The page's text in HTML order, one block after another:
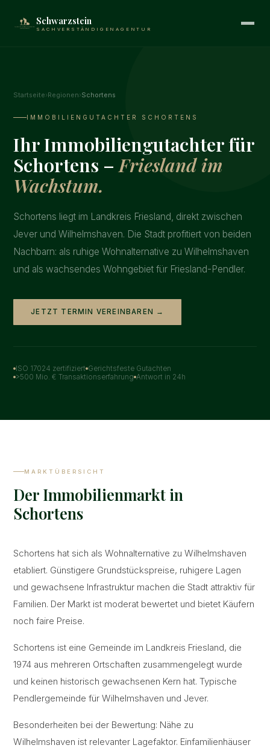
Schwarzstein
SACHVERSTÄNDIGENAGENTUR
Startseite›Regionen›Schortens
IMMOBILIENGUTACHTER SCHORTENS
Ihr Immobiliengutachter für
Schortens –Friesland im
Wachstum.
Schortens liegt im Landkreis Friesland, direkt zwischen
Jever und Wilhelmshaven. Die Stadt profitiert von beiden
Nachbarn: als ruhige Wohnalternative zu Wilhelmshaven
und als wachsendes Wohngebiet für Friesland-Pendler.
JETZT TERMIN VEREINBAREN →
ISO 17024 zertifiziert Gerichtsfeste Gutachten
>500 Mio. € Transaktionserfahrung Antwort in 24h
MARKTÜBERSICHT
Der Immobilienmarkt in
Schortens
Schortens hat sich als Wohnalternative zu Wilhelmshaven
etabliert. Günstigere Grundstückspreise, ruhigere Lagen
und gewachsene Infrastruktur machen die Stadt attraktiv für
Familien. Der Markt ist moderat bewertet und bietet Käufern
noch faire Preise.
Schortens ist eine Gemeinde im Landkreis Friesland, die
1974 aus mehreren Ortschaften zusammengelegt wurde
und keinen historisch gewachsenen Kern hat. Typische
Pendlergemeinde für Wilhelmshaven und Jever.
Besonderheiten bei der Bewertung: Nähe zu
Wilhelmshaven ist relevanter Lagefaktor. Einfamilienhäuser